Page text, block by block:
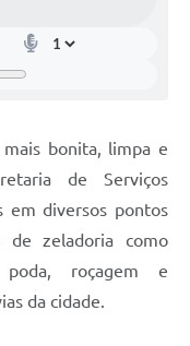
mais bonita, limpa e
de Serviços
em diversos pontos
de zeladoria como
poda, roçagem e
da cidade.